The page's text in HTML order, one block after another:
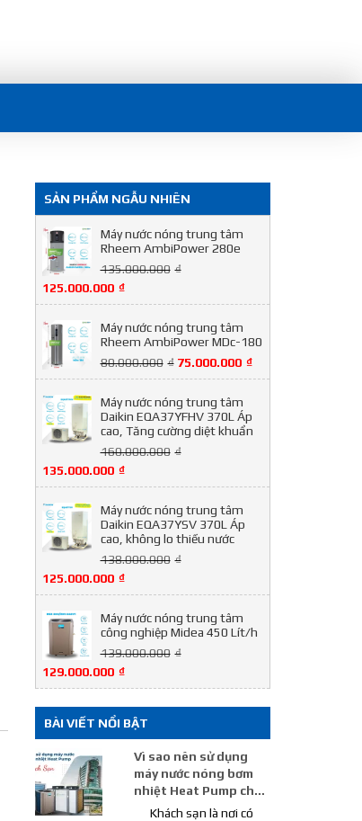
SẢN PHẨM NGẪU NHIÊN
Máy nước nóng trung tâm
Rheem AmbiPower 280e
135.000.000 ₫
125.000.000 ₫
Máy nước nóng trung tâm
Rheem AmbiPower MDc-180
80.000.000 ₫ 75.000.000 ₫
Máy nước nóng trung tâm
Daikin EQA37YFHV 370L Áp
cao, Tăng cường diệt khuẩn
160.000.000 ₫
135.000.000 ₫
Máy nước nóng trung tâm
Daikin EQA37YSV 370L Áp
cao, không lo thiếu nước
138.000.000 ₫
125.000.000 ₫
Máy nước nóng trung tâm
công nghiệp Midea 450 Lít/h
139.000.000 ₫
129.000.000 ₫
BÀI VIẾT NỔI BẬT
Vì sao nên sử dụng
máy nước nóng bơm
nhiệt Heat Pump cho
Khách Sạn
Khách sạn là nơi có